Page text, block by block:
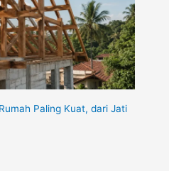
Paling Kuat, dari Jati